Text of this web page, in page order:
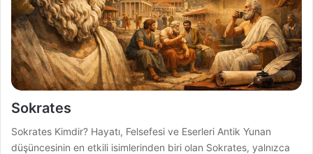
Sokrates
Sokrates Kimdir? Hayatı, Felsefesi ve Eserleri Antik Yunan
düşüncesinin en etkili isimlerinden biri olan Sokrates, yalnızca